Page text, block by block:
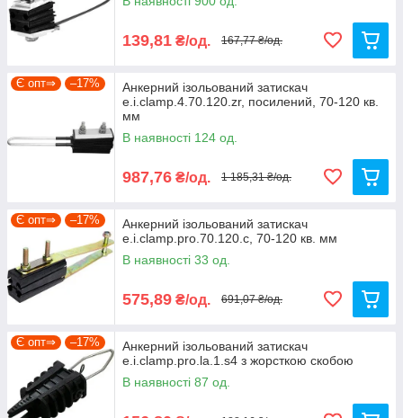
139,81 ₴/од. 167,77 ₴/од.
Є опт⇒ –17%
Анкерний ізольований затискач
e.i.clamp.4.70.120.zr, посилений, 70-120 кв.
мм
В наявності 124 од.
987,76 ₴/од. 1 185,31 ₴/од.
Є опт⇒ –17%
Анкерний ізольований затискач
e.i.clamp.pro.70.120.c, 70-120 кв. мм
В наявності 33 од.
575,89 ₴/од. 691,07 ₴/од.
Є опт⇒ –17%
Анкерний ізольований затискач
e.i.clamp.pro.la.1.s4 з жорсткою скобою
В наявності 87 од.